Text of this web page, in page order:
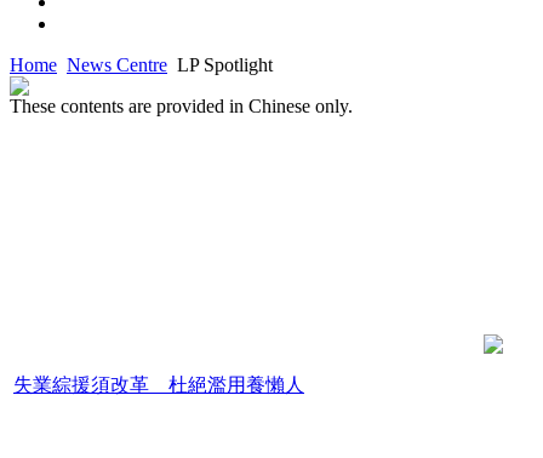
Home News Centre LP Spotlight
These contents are provided in Chinese only.
失業綜援須改革 杜絕濫用養懶人